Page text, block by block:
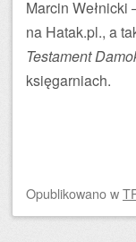
Marcin
na Hatak.pl., a
Testament
księgarniach.
Opublikowanow